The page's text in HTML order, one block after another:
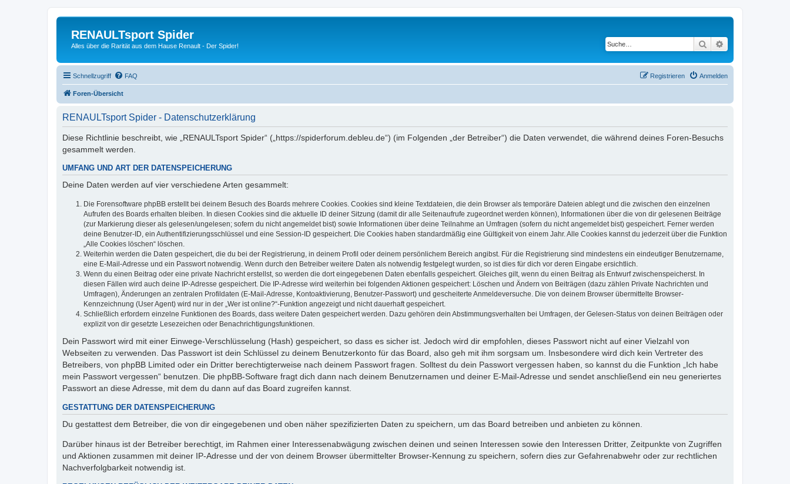
RENAULTsport Spider
Alles über die Rarität aus dem Hause Renault - Der Spider! Suche
Schnellzugriff FAQ Anmelden
Registrieren
Foren-Übersicht
RENAULTsport Spider - Datenschutzerklärung
Diese Richtlinie beschreibt, wie „RENAULTsport Spider“ („https://spiderforum.debleu.de“) (im Folgenden „der Betreiber“) die Daten verwendet, die während deines Foren-Besuchs
gesammelt werden.
UMFANG UND ART DER DATENSPEICHERUNG
Deine Daten werden auf vier verschiedene Arten gesammelt:
Die Forensoftware phpBB erstellt bei deinem Besuch des Boards mehrere Cookies. Cookies sind kleine Textdateien, die dein Browser als temporäre Dateien ablegt und die zwischen den einzelnen
Aufrufen des Boards erhalten bleiben. In diesen Cookies sind die aktuelle ID deiner Sitzung (damit dir alle Seitenaufrufe zugeordnet werden können), Informationen über die von dir gelesenen Beiträge
(zur Markierung dieser als gelesen/ungelesen; sofern du nicht angemeldet bist) sowie Informationen über deine Teilnahme an Umfragen (sofern du nicht angemeldet bist) gespeichert. Ferner werden
deine Benutzer-ID, ein Authentifizierungsschlüssel und eine Session-ID gespeichert. Die Cookies haben standardmäßig eine Gültigkeit von einem Jahr. Alle Cookies kannst du jederzeit über die Funktion
„Alle Cookies löschen“ löschen.
Weiterhin werden die Daten gespeichert, die du bei der Registrierung, in deinem Profil oder deinem persönlichem Bereich angibst. Für die Registrierung sind mindestens ein eindeutiger Benutzername,
eine E-Mail-Adresse und ein Passwort notwendig. Wenn durch den Betreiber weitere Daten als notwendig festgelegt wurden, so ist dies für dich vor deren Eingabe ersichtlich.
Wenn du einen Beitrag oder eine private Nachricht erstellst, so werden die dort eingegebenen Daten ebenfalls gespeichert. Gleiches gilt, wenn du einen Beitrag als Entwurf zwischenspeicherst. In
diesen Fällen wird auch deine IP-Adresse gespeichert. Die IP-Adresse wird weiterhin bei folgenden Aktionen gespeichert: Löschen und Ändern von Beiträgen (dazu zählen Private Nachrichten und
Umfragen), Änderungen an zentralen Profildaten (E-Mail-Adresse, Kontoaktivierung, Benutzer-Passwort) und gescheiterte Anmeldeversuche. Die von deinem Browser übermittelte Browser-
Kennzeichnung (User Agent) wird nur in der „Wer ist online?“-Funktion angezeigt und nicht dauerhaft gespeichert.
Schließlich erfordern einzelne Funktionen des Boards, dass weitere Daten gespeichert werden. Dazu gehören dein Abstimmungsverhalten bei Umfragen, der Gelesen-Status von deinen Beiträgen oder
explizit von dir gesetzte Lesezeichen oder Benachrichtigungsfunktionen.
Dein Passwort wird mit einer Einwege-Verschlüsselung (Hash) gespeichert, so dass es sicher ist. Jedoch wird dir empfohlen, dieses Passwort nicht auf einer Vielzahl von
Webseiten zu verwenden. Das Passwort ist dein Schlüssel zu deinem Benutzerkonto für das Board, also geh mit ihm sorgsam um. Insbesondere wird dich kein Vertreter des
Betreibers, von phpBB Limited oder ein Dritter berechtigterweise nach deinem Passwort fragen. Solltest du dein Passwort vergessen haben, so kannst du die Funktion „Ich habe
mein Passwort vergessen“ benutzen. Die phpBB-Software fragt dich dann nach deinem Benutzernamen und deiner E-Mail-Adresse und sendet anschließend ein neu generiertes
Passwort an diese Adresse, mit dem du dann auf das Board zugreifen kannst.
GESTATTUNG DER DATENSPEICHERUNG
Du gestattest dem Betreiber, die von dir eingegebenen und oben näher spezifizierten Daten zu speichern, um das Board betreiben und anbieten zu können.
Darüber hinaus ist der Betreiber berechtigt, im Rahmen einer Interessenabwägung zwischen deinen und seinen Interessen sowie den Interessen Dritter, Zeitpunkte von Zugriffen
und Aktionen zusammen mit deiner IP-Adresse und der von deinem Browser übermittelter Browser-Kennung zu speichern, sofern dies zur Gefahrenabwehr oder zur rechtlichen
Nachverfolgbarkeit notwendig ist.